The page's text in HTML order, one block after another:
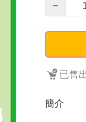
−
已售
簡介